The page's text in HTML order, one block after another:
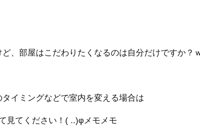
、部屋はこだわりたくなるのは自分だけですか？
イミングなどで室内を変える場合は
見てください！( ..)φメモメモ